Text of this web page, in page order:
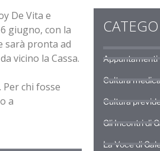
De Vita e
giugno, con la
sarà pronta ad
vicino la Cassa.
Per chi fosse
a
Appuntamenti
Cultura medica
Cultura
Gli Incontri di
La Voce di